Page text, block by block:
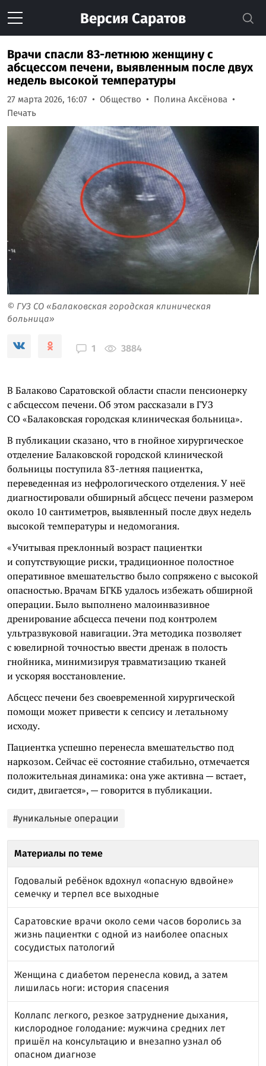
Версия Саратов
Врачи спасли 83-летнюю женщину с
абсцессом печени, выявленным после двух
недель высокой температуры
27 марта 2026, 16:07 Общество
Полина Аксёнова
Печать
© ГУЗ СО «Балаковская городская клиническая
больница»
1 3884
В Балаково Саратовской области спасли пенсионерку
с абсцессом печени. Об этом рассказали в ГУЗ
СО «Балаковская городская клиническая больница».
В публикации сказано, что в гнойное хирургическое
отделение Балаковской городской клинической
больницы поступила 83-летняя пациентка,
переведенная из нефрологического отделения. У неё
диагностировали обширный абсцесс печени размером
около 10 сантиметров, выявленный после двух недель
высокой температуры и недомогания.
«Учитывая преклонный возраст пациентки
и сопутствующие риски, традиционное полостное
оперативное вмешательство было сопряжено с высокой
опасностью. Врачам БГКБ удалось избежать обширной
операции. Было выполнено малоинвазивное
дренирование абсцесса печени под контролем
ультразвуковой навигации. Эта методика позволяет
с ювелирной точностью ввести дренаж в полость
гнойника, минимизируя травматизацию тканей
и ускоряя восстановление.
Абсцесс печени без своевременной хирургической
помощи может привести к сепсису и летальному
исходу.
Пациентка успешно перенесла вмешательство под
наркозом. Сейчас её состояние стабильно, отмечается
положительная динамика: она уже активна — встает,
сидит, двигается», — говорится в публикации.
#уникальные операции
Материалы по теме
Годовалый ребёнок вдохнул «опасную вдвойне»
семечку и терпел все выходные
Саратовские врачи около семи часов боролись за
жизнь пациентки с одной из наиболее опасных
сосудистых патологий
Женщина с диабетом перенесла ковид, а затем
лишилась ноги: история спасения
Коллапс легкого, резкое затруднение дыхания,
кислородное голодание: мужчина средних лет
пришёл на консультацию и внезапно узнал об
опасном диагнозе